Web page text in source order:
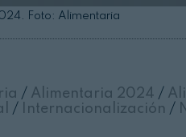
Foto: Alimentaria
/ Alimentaria 2024 /
/ Internacionalización /